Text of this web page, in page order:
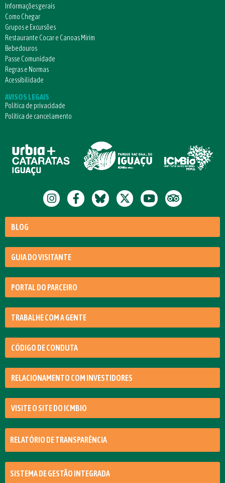
Informações gerais
Como Chegar
Grupos e Excursões
Restaurante Cocar e Canoas Mirim
Bebedouros
Passe Comunidade
Regras e Normas
Acessibilidade
AVISOS LEGAIS
Política de privacidade
Política de cancelamento
BLOG
GUIA DO VISITANTE
PORTAL DO PARCEIRO
TRABALHE COM A GENTE
CÓDIGO DE CONDUTA
RELACIONAMENTO COM INVESTIDORES
VISITE O SITE DO ICMBIO
RELATÓRIO DE TRANSPARÊNCIA
SISTEMA DE GESTÃO INTEGRADA